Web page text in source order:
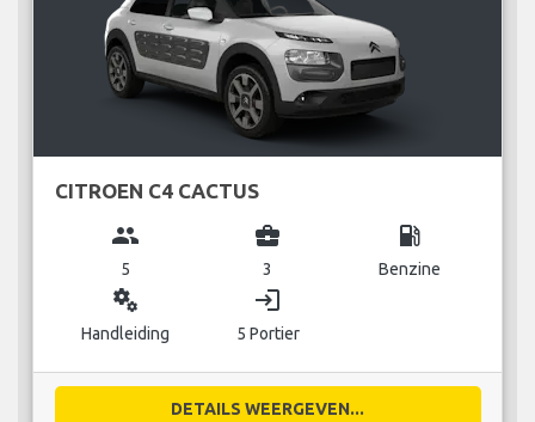
CITROEN C4 CACTUS
group
5
business_center
3
local_gas_station
Benzine
miscellaneous_services
Handleiding
login
5 Portier
DETAILS WEERGEVEN...